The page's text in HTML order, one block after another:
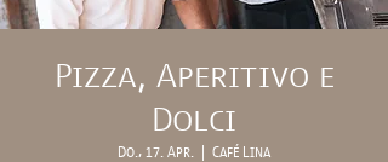
Pizza, Aperitivo e
Dolci
Do., 17. Apr.
  |
Café Lina